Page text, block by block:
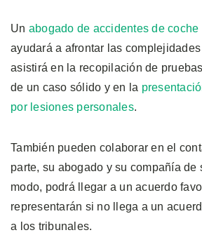
Un abogado de accidentes de coche
ayudará a afrontar las
asistirá en la recopilación de
de un caso sólido y en la
por lesiones personales.
También pueden colaborar en el
parte, su abogado y su compañía de
modo, podrá llegar a un acuerdo
representarán si no llega a un
a los tribunales.